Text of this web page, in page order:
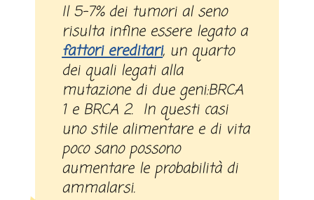
Il 5-7% dei tumori al seno
risulta infine essere legato a
fattori ereditari, un quarto
dei quali legati alla
mutazione di due geni:BRCA
1 e BRCA 2. In questi casi
uno stile alimentare e di vita
poco sano possono
aumentare le probabilità di
ammalarsi.